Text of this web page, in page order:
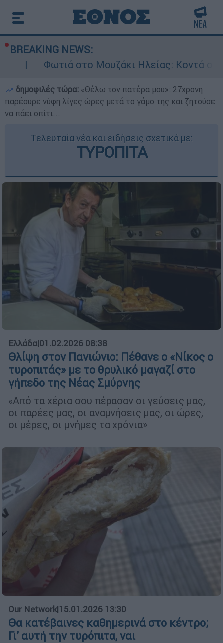
BREAKING NEWS:
στο Μουζάκι Ηλείας: Κοντά στην είσοδο του
δημοφιλές τώρα: «Θέλω τον πατέρα μου»: 27χρονη
παρέσυρε νύφη λίγες ώρες μετά το γάμο της και ζητούσε
να πάει σπίτι...
Τελευταία νέα και ειδήσεις σχετικά με:
ΤΥΡΟΠΙΤΑ
Ελλάδα|01.02.2026 08:38
Θλίψη στον Πανιώνιο: Πέθανε ο «Νίκος ο
τυροπιτάς» με το θρυλικό μαγαζί στο
γήπεδο της Νέας Σμύρνης
«Από τα χέρια σου πέρασαν οι γεύσεις μας,
οι παρέες μας, οι αναμνήσεις μας, οι ώρες,
οι μέρες, οι μνήμες τα χρόνια»
Our Network|15.01.2026 13:30
Θα κατέβαινες καθημερινά στο κέντρο;
Γι’ αυτή την τυρόπιτα, ναι